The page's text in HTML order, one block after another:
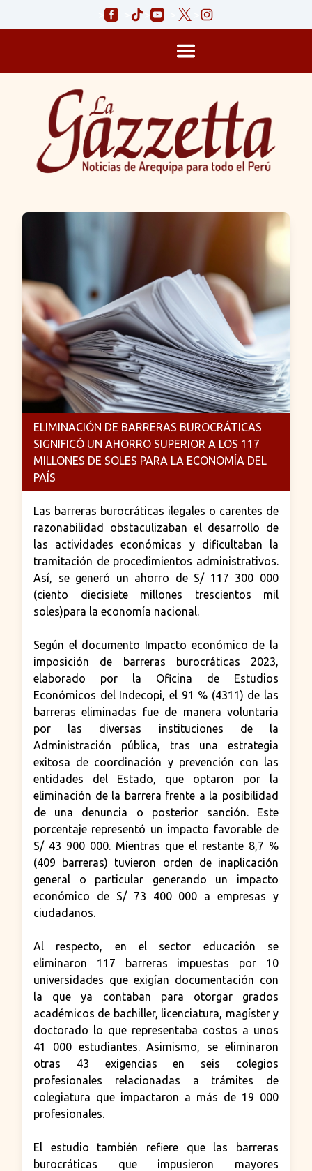
ELIMINACIÓN DE BARRERAS BUROCRÁTICAS
SIGNIFICÓ UN AHORRO SUPERIOR A LOS 117
MILLONES DE SOLES PARA LA ECONOMÍA DEL
PAÍS
Las barreras burocráticas ilegales o carentes de
razonabilidad obstaculizaban el desarrollo de
las actividades económicas y dificultaban la
tramitación de procedimientos administrativos.
Así, se generó un ahorro de S/ 117 300 000
(ciento diecisiete millones trescientos mil
soles)para la economía nacional.
Según el documento Impacto económico de la
imposición de barreras burocráticas 2023,
elaborado por la Oficina de Estudios
Económicos del Indecopi, el 91 % (4311) de las
barreras eliminadas fue de manera voluntaria
por las diversas instituciones de la
Administración pública, tras una estrategia
exitosa de coordinación y prevención con las
entidades del Estado, que optaron por la
eliminación de la barrera frente a la posibilidad
de una denuncia o posterior sanción. Este
porcentaje representó un impacto favorable de
S/ 43 900 000. Mientras que el restante 8,7 %
(409 barreras) tuvieron orden de inaplicación
general o particular generando un impacto
económico de S/ 73 400 000 a empresas y
ciudadanos.
Al respecto, en el sector educación se
eliminaron 117 barreras impuestas por 10
universidades que exigían documentación con
la que ya contaban para otorgar grados
académicos de bachiller, licenciatura, magíster y
doctorado lo que representaba costos a unos
41 000 estudiantes. Asimismo, se eliminaron
otras 43 exigencias en seis colegios
profesionales relacionadas a trámites de
colegiatura que impactaron a más de 19 000
profesionales.
El estudio también refiere que las barreras
burocráticas que impusieron mayores